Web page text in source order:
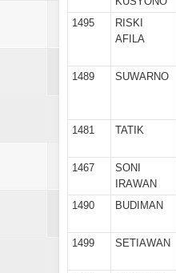
1495
RISKI
AFILA
1489
SUWARNO
1481
TATIK
1467
SONI
IRAWAN
1490
BUDIMAN
1499
SETIAWAN